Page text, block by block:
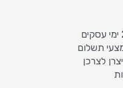
לצרכן